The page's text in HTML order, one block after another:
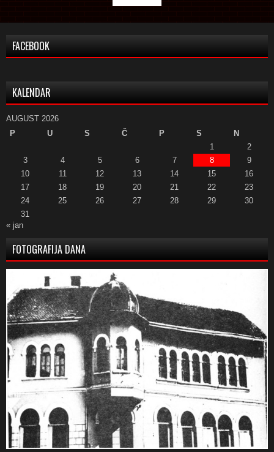
FACEBOOK
KALENDAR
AUGUST 2026
P
U S Č P S
N
1
2
3
4 5 6 7 8
9
10
11 12 13 14 15
16
17
18 19 20 21 22
23
24
25 26 27 28 29
30
31
« jan
FOTOGRAFIJA DANA